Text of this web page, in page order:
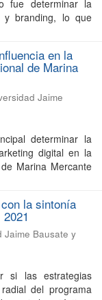
fue determinar la
y branding, lo que
en la
de Marina
Jaime
determinar la
digital en la
Marina Mercante
la sintonía
Jaime Bausate y
si las estrategias
del programa